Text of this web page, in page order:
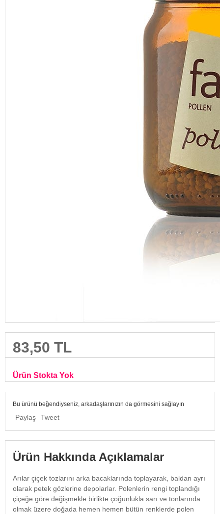
83,50 TL
Ürün Stokta Yok
Bu ürünü beğendiyseniz, arkadaşlarınızın da görmesini sağlayın
Paylaş Tweet
Ürün Hakkında Açıklamalar
Arılar çiçek tozlarını arka bacaklarında toplayarak, baldan ayrı
olarak petek gözlerine depolarlar. Polenlerin rengi toplandığı
çiçeğe göre değişmekle birlikte çoğunlukla sarı ve tonlarında
olmak üzere doğada hemen hemen bütün renklerde polen